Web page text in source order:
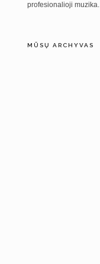
profesionalioji muzika.
MŪSŲ ARCHYVAS